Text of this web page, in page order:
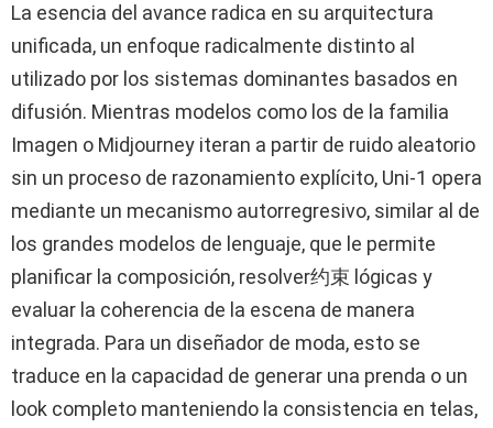
La esencia del avance radica en su arquitectura
unificada, un enfoque radicalmente distinto al
utilizado por los sistemas dominantes basados en
difusión. Mientras modelos como los de la familia
Imagen o Midjourney iteran a partir de ruido aleatorio
sin un proceso de razonamiento explícito, Uni-1 opera
mediante un mecanismo autorregresivo, similar al de
los grandes modelos de lenguaje, que le permite
planificar la composición, resolver约束 lógicas y
evaluar la coherencia de la escena de manera
integrada. Para un diseñador de moda, esto se
traduce en la capacidad de generar una prenda o un
look completo manteniendo la consistencia en telas,